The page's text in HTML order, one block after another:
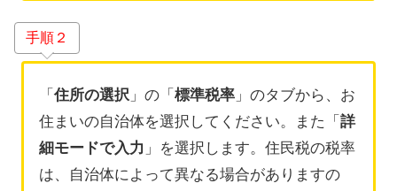
手順２
「住所の選択 」の「標準税率 」のタブから、お
住まいの自治体を選択してください。また「詳
細モードで入力 」を選択します。住民税の税率
は、自治体によって異なる場合がありますの